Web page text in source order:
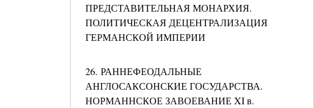
ПРЕДСТАВИТЕЛЬНАЯ МОНАРХИЯ.
ПОЛИТИЧЕСКАЯ ДЕЦЕНТРАЛИЗАЦИЯ
ГЕРМАНСКОЙ ИМПЕРИИ
26. РАННЕФЕОДАЛЬНЫЕ
АНГЛОСАКСОНСКИЕ ГОСУДАРСТВА.
НОРМАННСКОЕ ЗАВОЕВАНИЕ XI в.